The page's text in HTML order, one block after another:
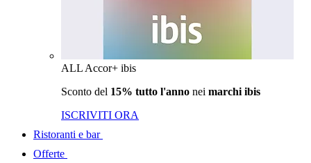
ALL Accor+ ibis
Sconto del 15% tutto l'anno nei marchi ibis
ISCRIVITI ORA
Ristoranti e bar
Offerte